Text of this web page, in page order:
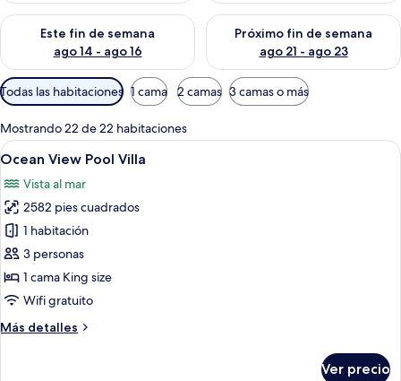
Este fin de semana
ago 14 - ago 16
Consulta la disponibilidad para este fin de semana ago 14 -
Próximo fin de semana
ago 21 - ago 23
Consulta la disponibilidad
Filtros
disponibles
para
las
habitaciones
Todas las habitaciones 1 cama 2 camas 3 camas o más
Mostrando 22 de 22 habitaciones
Abrir
todas
las
fotos
de
Ocean
View
Pool
Vista a la piscina de un resort, con
9
Ocean View Pool Villa
Vista al mar
2582 pies cuadrados
1 habitación
3 personas
1 cama King size
Wifi gratuito
Más detalles
Más
Ver precio